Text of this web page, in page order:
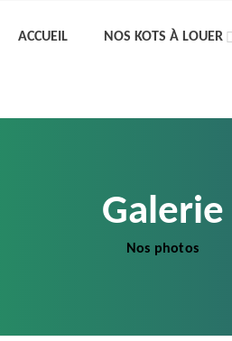
ACCUEIL NOS KOTS À LOUER
Galerie
Nos photos